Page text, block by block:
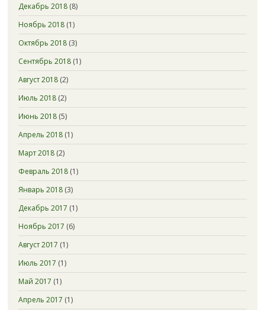
Декабрь 2018(8)
Ноябрь 2018(1)
Октябрь 2018(3)
Сентябрь 2018(1)
Август 2018(2)
Июль 2018(2)
Июнь 2018(5)
Апрель 2018(1)
Март 2018(2)
Февраль 2018(1)
Январь 2018(3)
Декабрь 2017 (1)
Ноябрь 2017 (6)
Август 2017 (1)
Июль 2017 (1)
Май 2017 (1)
Апрель 2017 (1)